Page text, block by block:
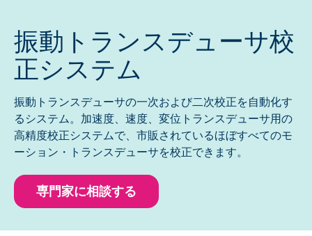
振動トランスデューサ校
正システム
振動トランスデューサの一次および二次校正を自動化す
るシステム。加速度、速度、変位トランスデューサ用の
高精度校正システムで、市販されているほぼすべてのモ
ーション・トランスデューサを校正できます。
専門家に相談する